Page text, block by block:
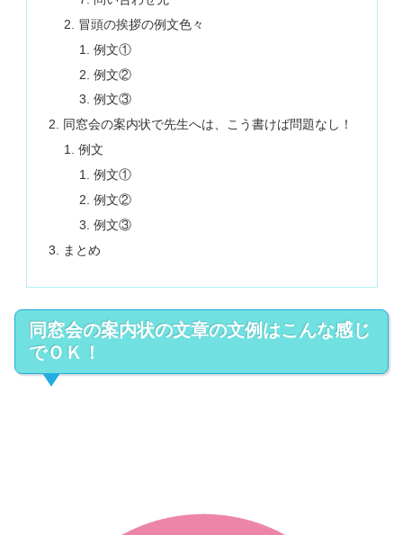
冒頭の挨拶の例文色々
例文①
例文②
例文③
同窓会の案内状で先生へは、こう書けば問題なし！
例文
例文①
例文②
例文③
まとめ
同窓会の案内状の文章の文例はこんな感じ
でＯＫ！